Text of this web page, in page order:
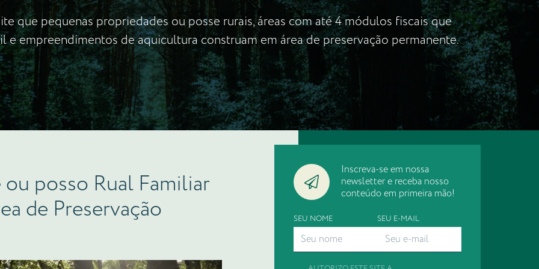
que pequenas propriedades ou posse rurais, áreas com até 4 módulos fiscais que
empreendimentos de aquicultura construam em área de preservação permanente.
posso Rual Familiar
de Preservação
Inscreva-se em nossa
newsletter e receba nosso
conteúdo em primeira mão!
SEU NOME SEU E-MAIL